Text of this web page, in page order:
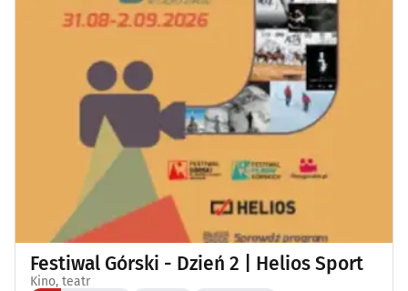
Festiwal Górski - Dzień 2 | Helios Sport
Kino, teatr